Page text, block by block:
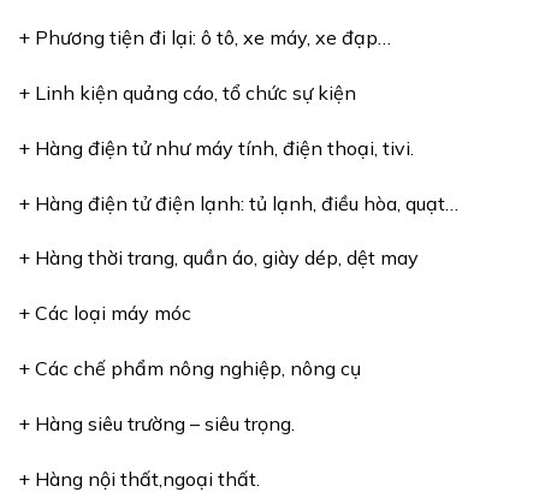
+ Phương tiện đi lại: ô tô, xe máy, xe đạp…
+ Linh kiện quảng cáo, tổ chức sự kiện
+ Hàng điện tử như máy tính, điện thoại, tivi.
+ Hàng điện tử điện lạnh: tủ lạnh, điều hòa, quạt…
+ Hàng thời trang, quần áo, giày dép, dệt may
+ Các loại máy móc
+ Các chế phẩm nông nghiệp, nông cụ
+ Hàng siêu trường – siêu trọng.
+ Hàng nội thất,ngoại thất.